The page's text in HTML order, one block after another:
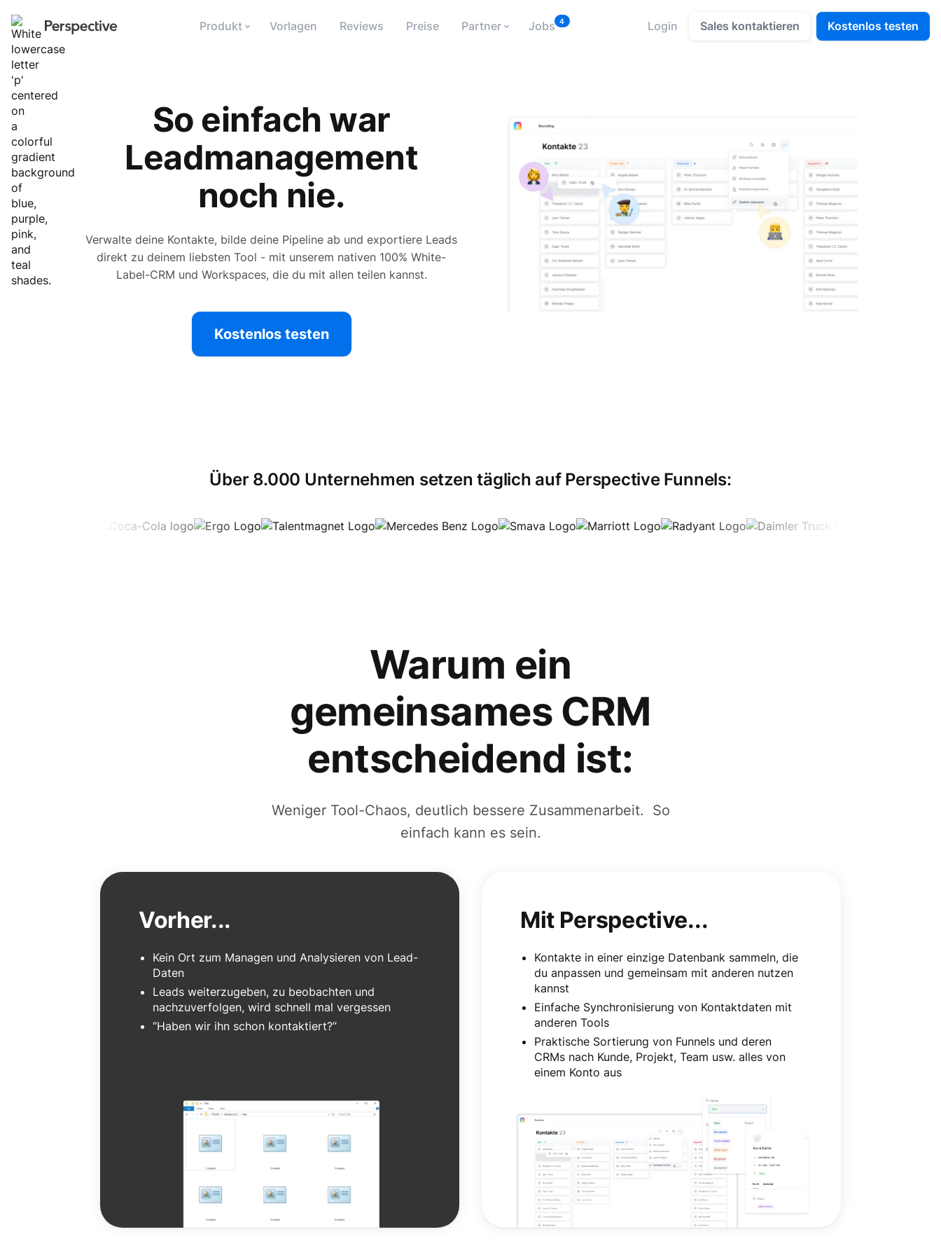
Produkt Vorlagen Reviews Preise Partner Jobs 4 Login Sales kontaktieren Kostenlos testen
So einfach war
Leadmanagement
noch nie.
Verwalte deine Kontakte, bilde deine Pipeline ab und exportiere Leads
direkt zu deinem liebsten Tool - mit unserem nativen 100% White-
Label-CRM und Workspaces, die du mit allen teilen kannst.
Kostenlos testen
Über 8.000 Unternehmen setzen täglich auf Perspective Funnels:
Warum ein
gemeinsames CRM
entscheidend ist:
Weniger Tool-Chaos, deutlich bessere Zusammenarbeit. So
einfach kann es sein.
Vorher...
Kein Ort zum Managen und Analysieren von Lead-
Daten
Leads weiterzugeben, zu beobachten und
nachzuverfolgen, wird schnell mal vergessen
“Haben wir ihn schon kontaktiert?”
Mit Perspective...
Kontakte in einer einzige Datenbank sammeln, die
du anpassen und gemeinsam mit anderen nutzen
kannst
Einfache Synchronisierung von Kontaktdaten mit
anderen Tools
Praktische Sortierung von Funnels und deren
CRMs nach Kunde, Projekt, Team usw. alles von
einem Konto aus